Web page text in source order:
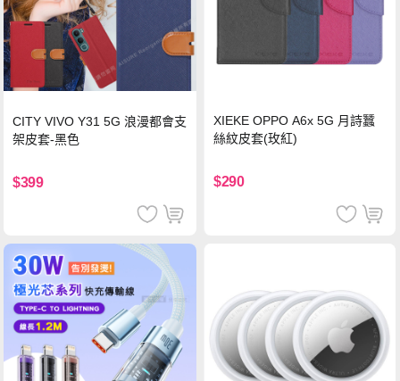
CITY VIVO Y31 5G 浪漫都會支
架皮套-黑色
$399
XIEKE OPPO A6x 5G 月詩蠶
絲紋皮套(玫紅)
$290